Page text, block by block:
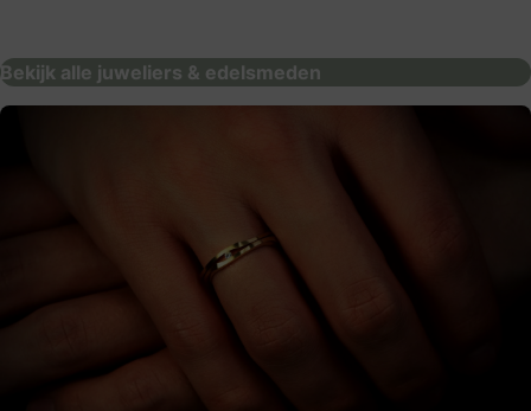
Bekijk alle juweliers & edelsmeden